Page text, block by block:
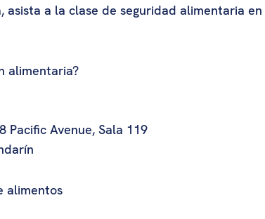
asista a la clase de seguridad alimentaria
alimentaria?
Pacific Avenue, Sala 119
alimentos